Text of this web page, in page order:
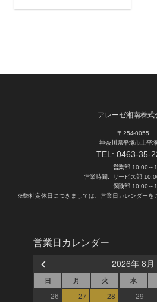
アレーゼ湘南株式
〒254-0055
神奈川県平塚市上平
TEL:0463-35-
営業時間:
営業部 10:00～
サービス部
保険部 10:00～
※弊社定休日につきましては、営業日カレンダーを
営業日カレンダー
2026年 8月
日 月 火 水
26 27 28 29